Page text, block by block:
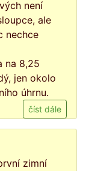
není
ale
nechce
na 8,25
jen okolo
úhrnu.
číst dále
zimní